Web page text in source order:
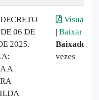
DECRETO
06 DE
2025.
A
Visualizar
| Baixar
Baixado:
vezes